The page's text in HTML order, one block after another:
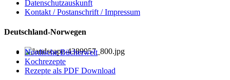
Datenschutzauskunft
Kontakt / Postanschrift / Impressum
Deutschland-Norwegen
Nordische Bücherwelt
Kochrezepte
Rezepte als PDF Download